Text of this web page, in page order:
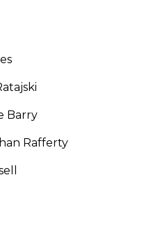
Barry
Rafferty